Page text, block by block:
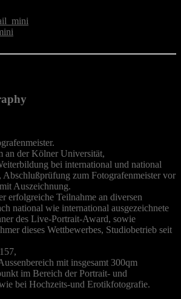
der Kölner Universität,
bei international und national
Abschlußprüfung zum Fotografenmeister vor
Auszeichnung.
erfolgreiche Teilnahme an diversen
national wie international ausgezeichnete
des Live-Portrait-Award, sowie
dieses Wettbewerbes, Studiobetrieb seit
mit insgesamt 300qm
im Bereich der Portrait- und
bei Hochzeits-und Erotikfotografie.